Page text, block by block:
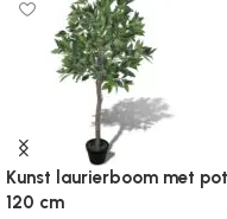
Kunst laurierboom met pot
120 cm